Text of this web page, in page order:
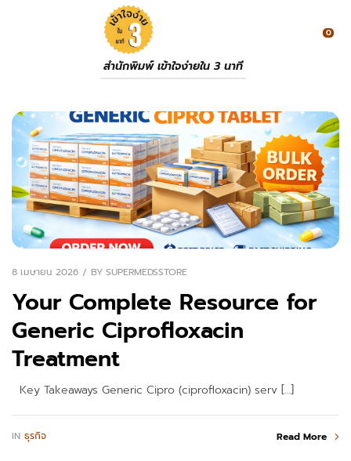
สำนักพิมพ์ เข้าใจง่ายใน 3 นาที
0
8 เมษายน 2026 BY SUPERMEDSSTORE
Your Complete Resource for
Generic Ciprofloxacin
Treatment
Key Takeaways Generic Cipro (ciprofloxacin) serv […]
IN ธุรกิจ Read More